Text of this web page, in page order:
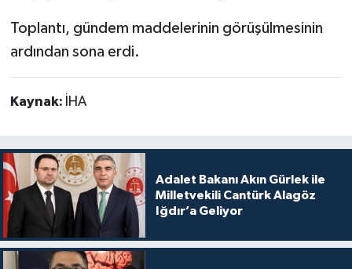
Toplantı, gündem maddelerinin görüşülmesinin
ardından sona erdi.
Kaynak: İHA
Adalet Bakanı Akın Gürlek ile
Milletvekili Cantürk Alagöz
Iğdır’a Geliyor